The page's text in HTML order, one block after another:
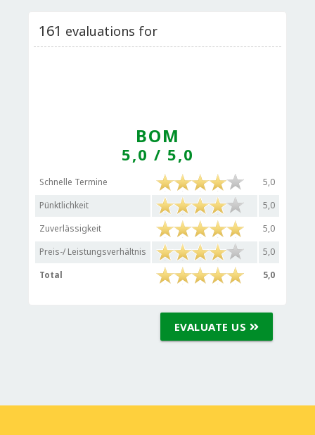
161 evaluations for
BOM
5,0 / 5,0
Schnelle Termine
5,0
Pünktlichkeit
5,0
Zuverlässigkeit
5,0
Preis-/ Leistungsverhältnis
5,0
Total
5,0
EVALUATE US